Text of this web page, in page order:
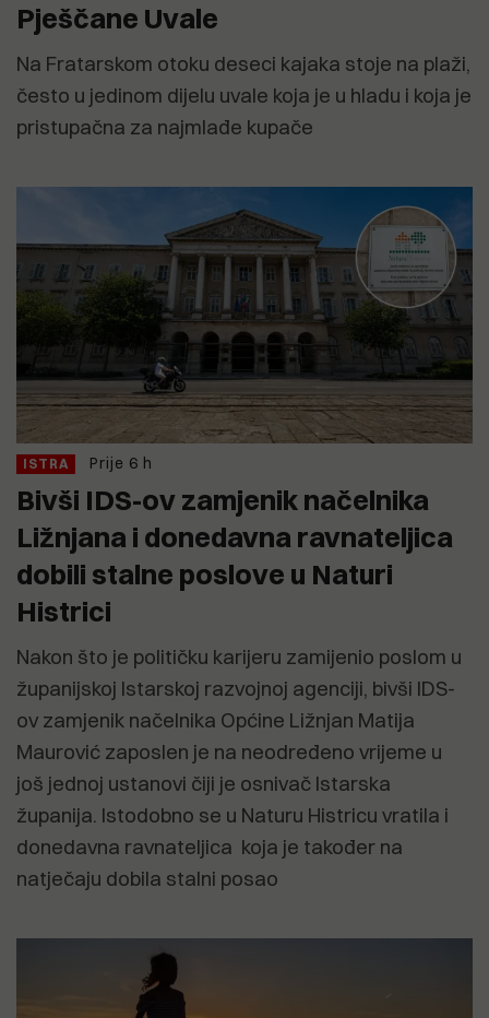
Pješčane Uvale
Na Fratarskom otoku deseci kajaka stoje na plaži,
često u jedinom dijelu uvale koja je u hladu i koja je
pristupačna za najmlađe kupače
ISTRA Prije 6 h
Bivši IDS-ov zamjenik načelnika
Ližnjana i donedavna ravnateljica
dobili stalne poslove u Naturi
Histrici
Nakon što je političku karijeru zamijenio poslom u
županijskoj Istarskoj razvojnoj agenciji, bivši IDS-
ov zamjenik načelnika Općine Ližnjan Matija
Maurović zaposlen je na neodređeno vrijeme u
još jednoj ustanovi čiji je osnivač Istarska
županija. Istodobno se u Naturu Histricu vratila i
donedavna ravnateljica koja je također na
natječaju dobila stalni posao